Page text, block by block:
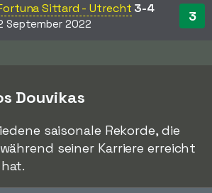
Sittard - Utrecht 3-4
September 2022 3
Douvikas
saisonale Rekorde, die
seiner Karriere erreicht